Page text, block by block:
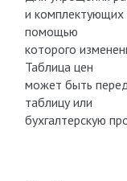
и комплектующих
помощью
которого
Таблица цен
может быть
таблицу или
бухгалтерскую